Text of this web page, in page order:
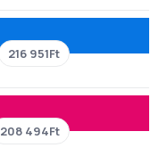
216 951Ft
208 494Ft